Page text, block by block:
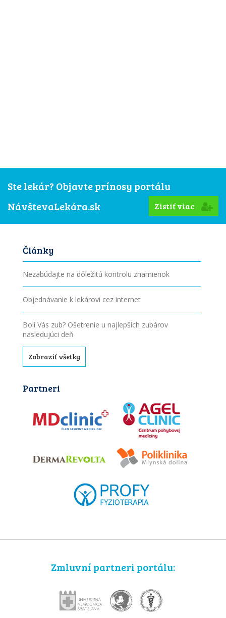
Ste lekár? Objavte prínosy portálu
NávštevaLekára.sk
Zistiť viac
Články
Nezabúdajte na dôležitú kontrolu znamienok
Objednávanie k lekárovi cez internet
Bolí Vás zub? Ošetrenie u najlepších zubárov
nasledujúci deň
Zobraziť všetky
Partneri
Zmluvní partneri portálu: